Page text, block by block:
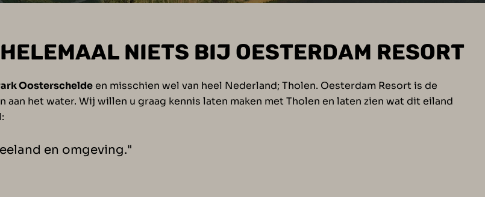
NIETS BIJ OESTERDAM RESORT
Oosterscheldeen misschien wel van heel Nederland; Tholen. Oesterdam Resort is de
het water. Wij willen u graag kennis laten maken met Tholen en laten zien wat dit eiland
en omgeving."